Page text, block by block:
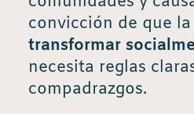
convicción de que
transformar
necesita reglas
compadrazgos.